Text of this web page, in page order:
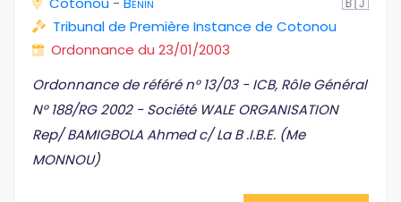
Tribunal de Première Instance de Cotonou
Ordonnance du 23/01/2003
Ordonnance de référé n° 13/03 - ICB, Rôle Général
N° 188/RG 2002 - Société WALE ORGANISATION
Rep/ BAMIGBOLA Ahmed c/ La B .I.B.E. (Me
MONNOU)